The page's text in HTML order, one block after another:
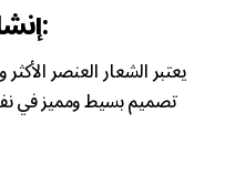
إنشاء شعار وهوية بصرية:
يعتبر الشعار العنصر
تصميم بسيط ومميز في